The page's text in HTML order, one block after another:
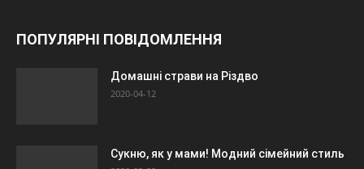
ПОПУЛЯРНІ ПОВІДОМЛЕННЯ
Домашні страви на Різдво
2020-04-12
Сукню, як у мами! Модний сімейний стиль